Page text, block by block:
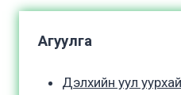
Агуулга
Дэлхийн уул